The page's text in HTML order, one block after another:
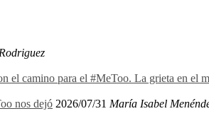
el camino para el #MeToo. La grieta en el
nos dejó 2026/07/31 María Isabel